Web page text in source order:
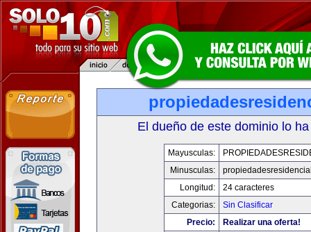
El dueño de este dominio lo
Mayusculas:
Minusculas:
Longitud:
24 caracteres
Categorias:
Sin Clasificar
Precio:
Realizar una oferta!